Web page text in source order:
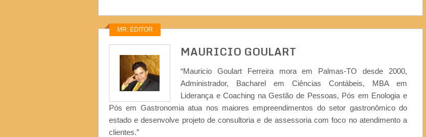
MR: EDITOR
MAURICIO GOULART
“Mauricio Goulart Ferreira mora em Palmas-TO desde 2000,
Administrador, Bacharel em Ciências Contábeis, MBA em
Liderança e Coaching na Gestão de Pessoas, Pós em Enologia e
Pós em Gastronomia atua nos maiores empreendimentos do setor gastronômico do
estado e desenvolve projeto de consultoria e de assessoria com foco no atendimento a
clientes.”